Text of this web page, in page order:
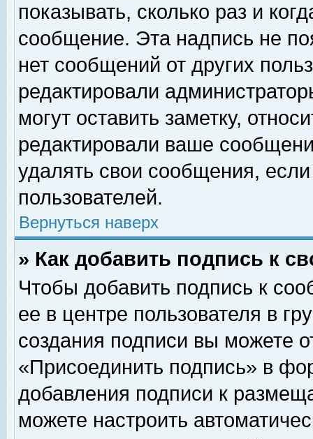
показывать, сколько раз и
сообщение. Эта надпись не
нет сообщений от других
редактировали
могут оставить заметку,
редактировали ваше
удалять свои сообщения,
пользователей.
Вернуться наверх
» Как добавить подпись к
Чтобы добавить подпись к
ее в центре пользователя в
создания подписи вы можете
«Присоединить подпись» в
добавления подписи к
можете настроить